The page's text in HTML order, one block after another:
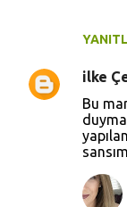
ilke
Bu